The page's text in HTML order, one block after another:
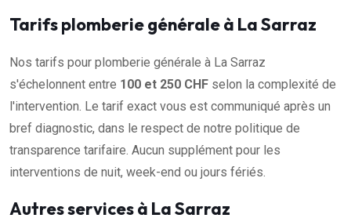
Tarifs plomberie générale à La Sarraz
Nos tarifs pour plomberie générale à La Sarraz
s'échelonnent entre 100 et 250 CHF selon la complexité de
l'intervention. Le tarif exact vous est communiqué après un
bref diagnostic, dans le respect de notre politique de
transparence tarifaire. Aucun supplément pour les
interventions de nuit, week-end ou jours fériés.
Autres services à La Sarraz